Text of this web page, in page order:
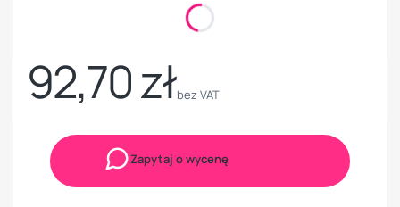
Cena
92,70 złbez VAT
Zapytaj o wycenę